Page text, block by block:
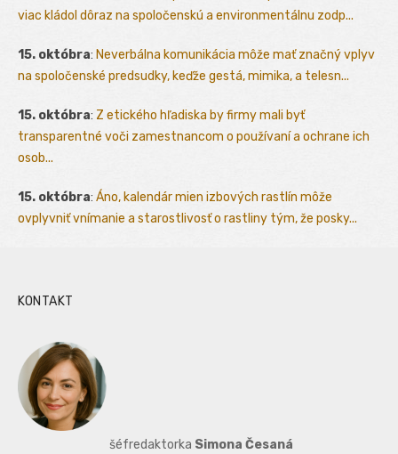
viac kládol dôraz na spoločenskú a environmentálnu zodp...
15. októbra: Neverbálna komunikácia môže mať značný vplyv
na spoločenské predsudky, keďže gestá, mimika, a telesn...
15. októbra: Z etického hľadiska by firmy mali byť
transparentné voči zamestnancom o používaní a ochrane ich
osob...
15. októbra: Áno, kalendár mien izbových rastlín môže
ovplyvniť vnímanie a starostlivosť o rastliny tým, že posky...
KONTAKT
šéfredaktorka Simona Česaná